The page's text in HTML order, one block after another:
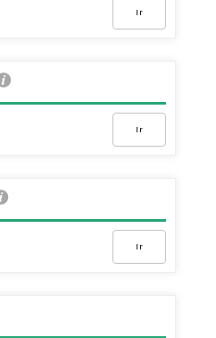
Ir
Ir
Ir